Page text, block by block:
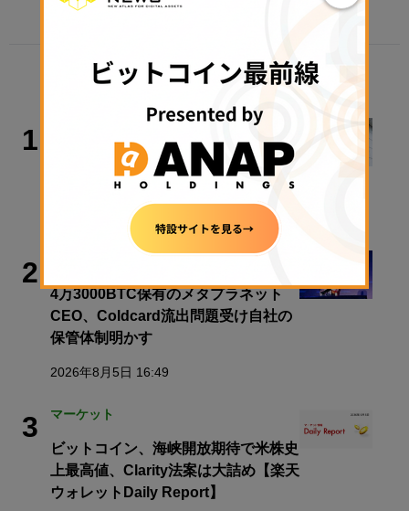
TRENDING
1
【速報】金融庁、暗号資産・ステーブ
ルコイン課を新設
2026年8月5日 11:51
2
4万3000BTC保有のメタプラネット
CEO、Coldcard流出問題受け自社の
保管体制明かす
2026年8月5日 16:49
3 マーケット
ビットコイン、海峡開放期待で米株史
上最高値、Clarity法案は大詰め【楽天
ウォレットDaily Report】